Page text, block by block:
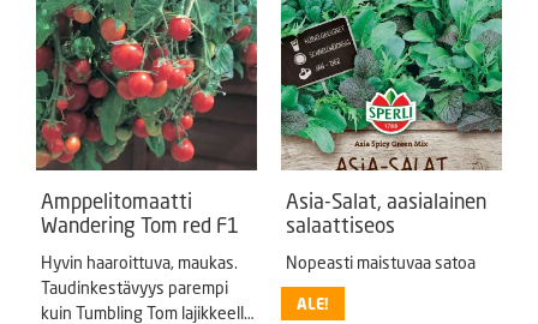
Amppelitomaatti
Wandering Tom red F1
Hyvin haaroittuva, maukas.
Taudinkestävyys parempi
kuin Tumbling Tom lajikkeella.
Asia-Salat, aasialainen
salaattiseos
Nopeasti maistuvaa satoa
ALE!